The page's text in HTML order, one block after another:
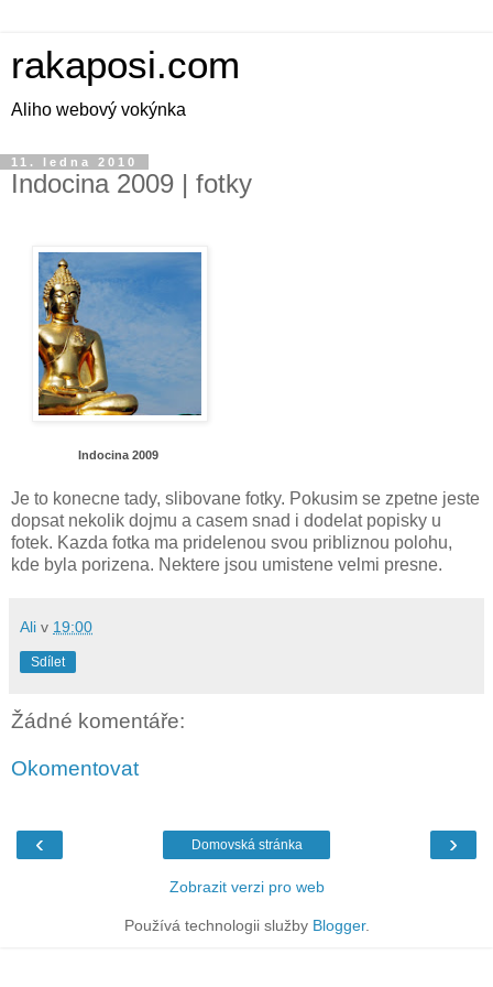
rakaposi.com
Aliho webový vokýnka
11. ledna 2010
Indocina 2009 | fotky
Indocina 2009
Je to konecne tady, slibovane fotky. Pokusim se zpetne jeste
dopsat nekolik dojmu a casem snad i dodelat popisky u
fotek. Kazda fotka ma pridelenou svou pribliznou polohu,
kde byla porizena. Nektere jsou umistene velmi presne.
Ali v 19:00
Sdílet
Žádné komentáře:
Okomentovat
‹ ›
Domovská stránka
Zobrazit verzi pro web
Používá technologii služby Blogger.